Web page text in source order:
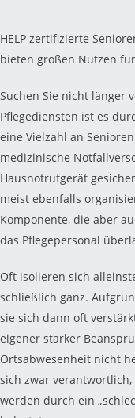
HELP zertifizierte
bieten großen Nutzen
Suchen Sie nicht länger
Pflegediensten ist es
eine Vielzahl an
medizinische
Hausnotrufgerät
meist ebenfalls
Komponente, die aber
das Pflegepersonal
Oft isolieren sich
schließlich ganz.
sie sich dann oft
eigener starker
Ortsabwesenheit nicht
sich zwar
werden durch ein